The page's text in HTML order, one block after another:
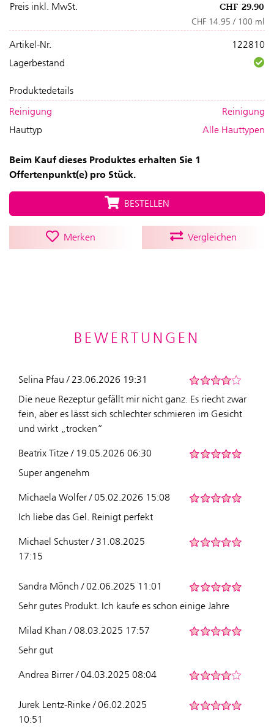
Preis inkl. MwSt.
CHF 29.90
CHF 14.95 / 100 ml
Artikel-Nr.
122810
Lagerbestand
Produktedetails
Reinigung
Reinigung
Hauttyp
Alle Hauttypen
Beim Kauf dieses Produktes erhalten Sie 1
Offertenpunkt(e) pro Stück.
BESTELLEN
Merken Vergleichen
BEWERTUNGEN
Selina Pfau / 23.06.2026 19:31
Die neue Rezeptur gefällt mir nicht ganz. Es riecht zwar
fein, aber es lässt sich schlechter schmieren im Gesicht
und wirkt „trocken“
Beatrix Titze / 19.05.2026 06:30
Super angenehm
Michaela Wolfer / 05.02.2026 15:08
Ich liebe das Gel. Reinigt perfekt
Michael Schuster / 31.08.2025
17:15
Sandra Mönch / 02.06.2025 11:01
Sehr gutes Produkt. Ich kaufe es schon einige Jahre
Milad Khan / 08.03.2025 17:57
Sehr gut
Andrea Birrer / 04.03.2025 08:04
Jurek Lentz-Rinke / 06.02.2025
10:51